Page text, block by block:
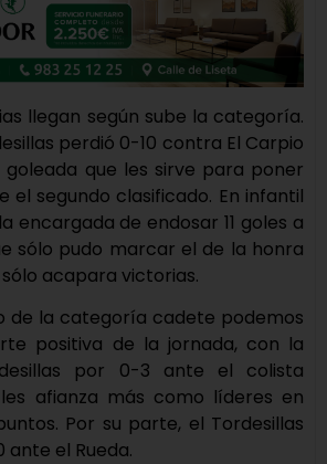
llegan según sube la categoría.
perdió 0-10 contra El Carpio
que les sirve para poner
el segundo clasificado. En infantil
encargada de endosar 11 goles a
sólo pudo marcar el de la honra
acapara victorias.
de la categoría cadete podemos
positiva de la jornada, con la
por 0-3 ante el colista
afianza más como líderes en
Por su parte, el Tordesillas
el Rueda.